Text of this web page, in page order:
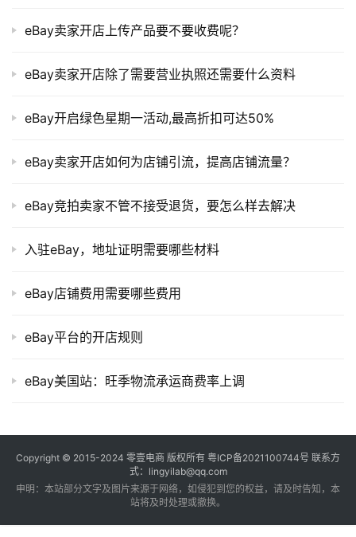
eBay卖家开店上传产品要不要收费呢？
eBay卖家开店除了需要营业执照还需要什么资料
eBay开启绿色星期一活动,最高折扣可达50%
eBay卖家开店如何为店铺引流，提高店铺流量？
eBay竞拍卖家不管不接受退货，要怎么样去解决
入驻eBay，地址证明需要哪些材料
eBay店铺费用需要哪些费用
eBay平台的开店规则
eBay美国站：旺季物流承运商费率上调
Copyright © 2015-2024 零壹电商 版权所有 粤ICP备2021100744号 联系方
式：lingyilab@qq.com
申明：本站部分文字及图片来源于网络，如侵犯到您的权益，请及时告知，本
站将及时处理或撤换。